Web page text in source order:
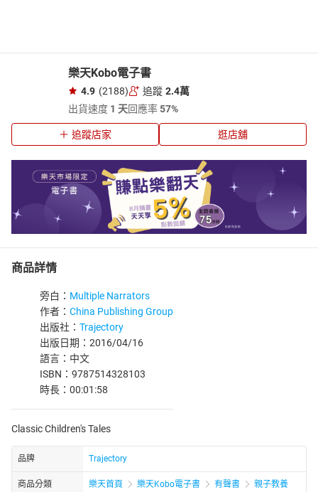
樂天Kobo電子書
4.9 (2188) 追蹤 2.4萬
出貨速度 1 天回應率57%
追蹤店家 逛店舖
商品詳情
旁白： Multiple Narrators
作者： China Publishing Group
出版社： Trajectory
出版日期：2016/04/16
語言：中文
ISBN：9787514328103
時長：00:01:58
Classic Children's Tales
品牌 Trajectory
商品分類 樂天首頁 樂天Kobo電子書 有聲書 親子教養